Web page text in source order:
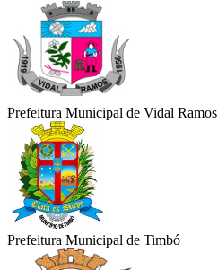
Prefeitura Municipal de Vidal Ramos
Prefeitura Municipal de Timbó